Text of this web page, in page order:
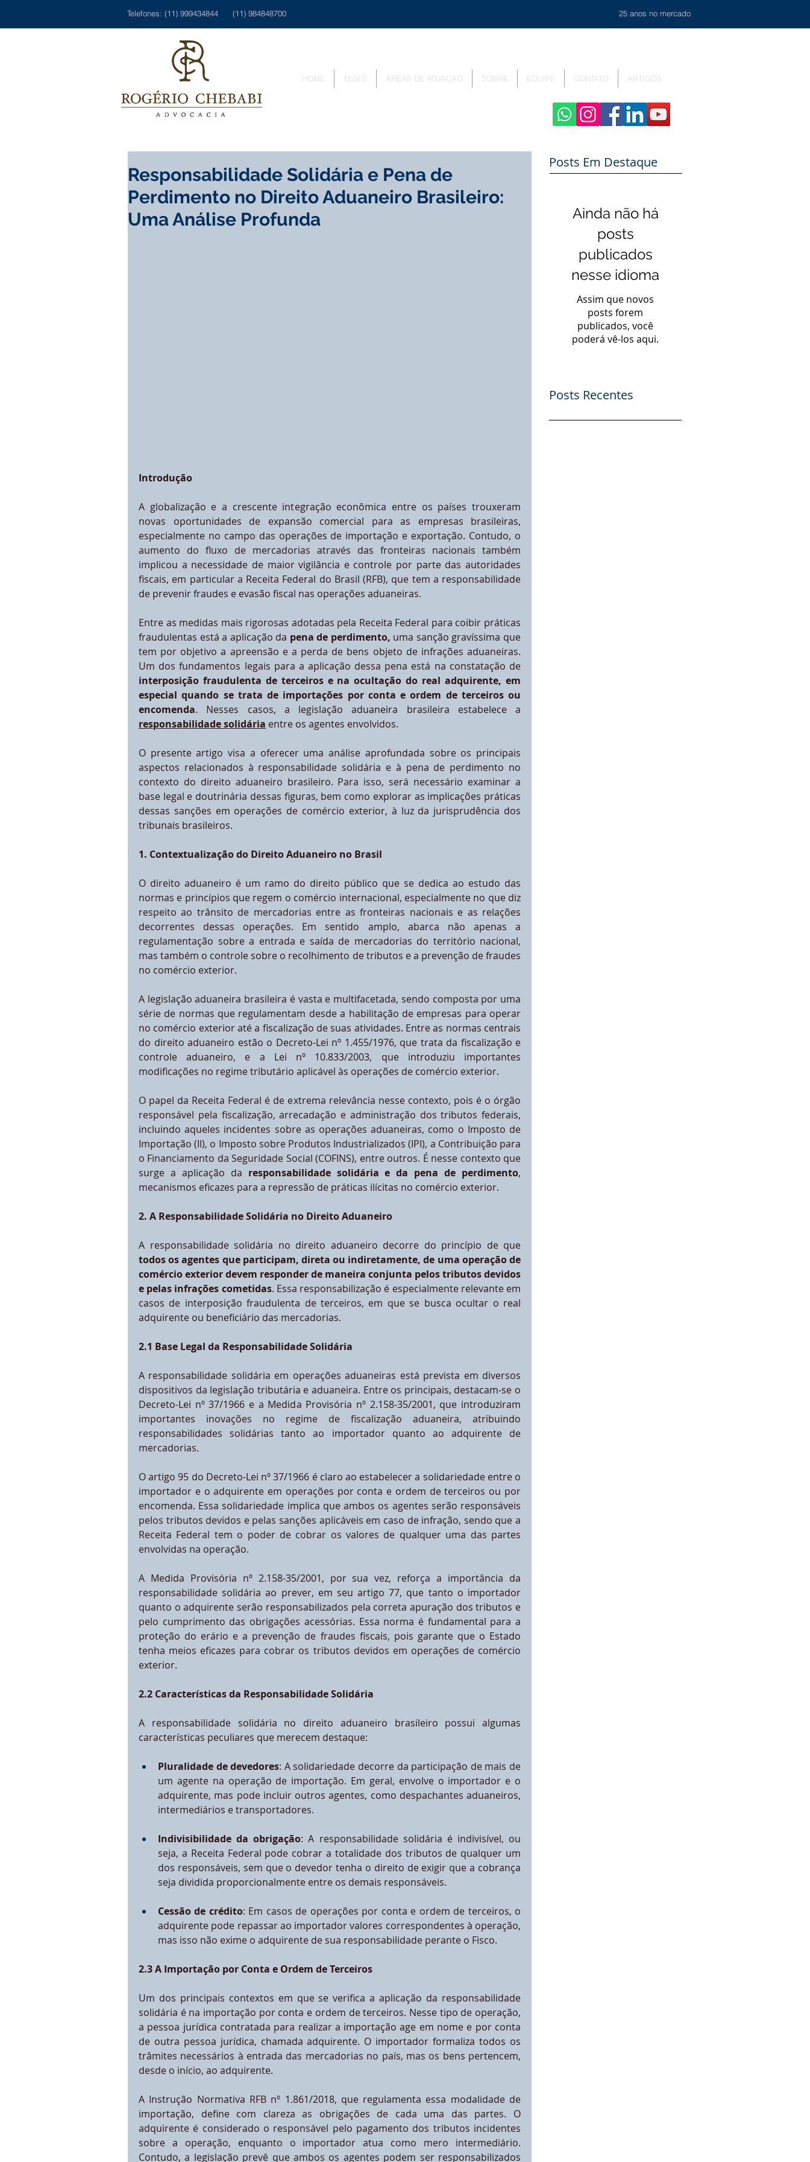
Telefones: (11) 999434844 (11) 984848700 25 anos no mercado
HOME TESES ÁREAS DE ATUAÇÃO SOBRE EQUIPE CONTATO ARTIGOS
Responsabilidade Solidária e Pena de
Perdimento no Direito Aduaneiro Brasileiro:
Uma Análise Profunda
Introdução
A globalização e a crescente integração econômica entre os países trouxeram
novas oportunidades de expansão comercial para as empresas brasileiras,
especialmente no campo das operações de importação e exportação. Contudo, o
aumento do fluxo de mercadorias através das fronteiras nacionais também
implicou a necessidade de maior vigilância e controle por parte das autoridades
fiscais, em particular a Receita Federal do Brasil (RFB), que tem a responsabilidade
de prevenir fraudes e evasão fiscal nas operações aduaneiras.
Entre as medidas mais rigorosas adotadas pela Receita Federal para coibir práticas
fraudulentas está a aplicação da pena de perdimento, uma sanção gravíssima que
tem por objetivo a apreensão e a perda de bens objeto de infrações aduaneiras.
interposição fraudulenta de terceiros e na ocultação do real adquirente, em
especial quando se trata de importações por conta e ordem de terceiros ou
encomenda
responsabilidade solidária entre os agentes envolvidos.
O presente artigo visa a oferecer uma análise aprofundada sobre os principais
aspectos relacionados à responsabilidade solidária e à pena de perdimento no
contexto do direito aduaneiro brasileiro. Para isso, será necessário examinar a
base legal e doutrinária dessas figuras, bem como explorar as implicações práticas
dessas sanções em operações de comércio exterior, à luz da jurisprudência dos
tribunais brasileiros.
1. Contextualização do Direito Aduaneiro no Brasil
O direito aduaneiro é um ramo do direito público que se dedica ao estudo das
normas e princípios que regem o comércio internacional, especialmente no que diz
respeito ao trânsito de mercadorias entre as fronteiras nacionais e as relações
decorrentes dessas operações. Em sentido amplo, abarca não apenas a
regulamentação sobre a entrada e saída de mercadorias do território nacional,
mas também o controle sobre o recolhimento de tributos e a prevenção de fraudes
no comércio exterior.
A legislação aduaneira brasileira é vasta e multifacetada, sendo composta por uma
série de normas que regulamentam desde a habilitação de empresas para operar
no comércio exterior até a fiscalização de suas atividades. Entre as normas centrais
do direito aduaneiro estão o Decreto-Lei nº 1.455/1976, que trata da fiscalização e
controle aduaneiro, e a Lei nº 10.833/2003, que introduziu importantes
modificações no regime tributário aplicável às operações de comércio exterior.
O papel da Receita Federal é de extrema relevância nesse contexto, pois é o órgão
responsável pela fiscalização, arrecadação e administração dos tributos federais,
incluindo aqueles incidentes sobre as operações aduaneiras, como o Imposto de
Importação (II), o Imposto sobre Produtos Industrializados (IPI), a Contribuição para
o Financiamento da Seguridade Social (COFINS), entre outros. É nesse contexto que
surge a aplicação da responsabilidade solidária e da pena de perdimento,
mecanismos eficazes para a repressão de práticas ilícitas no comércio exterior.
2. A Responsabilidade Solidária no Direito Aduaneiro
todos os agentes que participam, direta ou indiretamente, de uma operação de
comércio exterior devem responder de maneira conjunta pelos tributos devidos
e pelas infrações cometidas. Essa responsabilização é especialmente relevante em
casos de interposição fraudulenta de terceiros, em que se busca ocultar o real
adquirente ou beneficiário das mercadorias.
2.1 Base Legal da Responsabilidade Solidária
A responsabilidade solidária em operações aduaneiras está prevista em diversos
dispositivos da legislação tributária e aduaneira. Entre os principais, destacam-se o
Decreto-Lei nº 37/1966 e a Medida Provisória nº 2.158-35/2001, que introduziram
importantes inovações no regime de fiscalização aduaneira, atribuindo
responsabilidades solidárias tanto ao importador quanto ao adquirente de
mercadorias.
O artigo 95 do Decreto-Lei nº 37/1966 é claro ao estabelecer a solidariedade entre o
importador e o adquirente em operações por conta e ordem de terceiros ou por
encomenda. Essa solidariedade implica que ambos os agentes serão responsáveis
pelos tributos devidos e pelas sanções aplicáveis em caso de infração, sendo que a
Receita Federal tem o poder de cobrar os valores de qualquer uma das partes
envolvidas na operação.
A Medida Provisória nº 2.158-35/2001, por sua vez, reforça a importância da
responsabilidade solidária ao prever, em seu artigo 77, que tanto o importador
quanto o adquirente serão responsabilizados pela correta apuração dos tributos e
pelo cumprimento das obrigações acessórias. Essa norma é fundamental para a
proteção do erário e a prevenção de fraudes fiscais, pois garante que o Estado
tenha meios eficazes para cobrar os tributos devidos em operações de comércio
exterior.
2.2 Características da Responsabilidade Solidária
A responsabilidade solidária no direito aduaneiro brasileiro possui algumas
características peculiares que merecem destaque:
Pluralidade de devedores: A solidariedade decorre da participação de mais de
um agente na operação de importação. Em geral, envolve o importador e o
adquirente, mas pode incluir outros agentes, como despachantes aduaneiros,
intermediários e transportadores.
Indivisibilidade da obrigação: A responsabilidade solidária é indivisível, ou
seja, a Receita Federal pode cobrar a totalidade dos tributos de qualquer um
dos responsáveis, sem que o devedor tenha o direito de exigir que a cobrança
seja dividida proporcionalmente entre os demais responsáveis.
Cessão de crédito: Em casos de operações por conta e ordem de terceiros, o
adquirente pode repassar ao importador valores correspondentes à operação,
mas isso não exime o adquirente de sua responsabilidade perante o Fisco.
2.3 A Importação por Conta e Ordem de Terceiros
Um dos principais contextos em que se verifica a aplicação da responsabilidade
solidária é na importação por conta e ordem de terceiros. Nesse tipo de operação,
a pessoa jurídica contratada para realizar a importação age em nome e por conta
de outra pessoa jurídica, chamada adquirente. O importador formaliza todos os
trâmites necessários à entrada das mercadorias no país, mas os bens pertencem,
desde o início, ao adquirente.
A Instrução Normativa RFB nº 1.861/2018, que regulamenta essa modalidade de
importação, define com clareza as obrigações de cada uma das partes. O
adquirente é considerado o responsável pelo pagamento dos tributos incidentes
sobre a operação, enquanto o importador atua como mero intermediário.
Contudo, a legislação prevê que ambos os agentes podem ser responsabilizados
Posts Em Destaque
Ainda não há
posts
publicados
nesse idioma
Assim que novos
posts forem
publicados, você
poderá vê-los aqui.
Posts Recentes